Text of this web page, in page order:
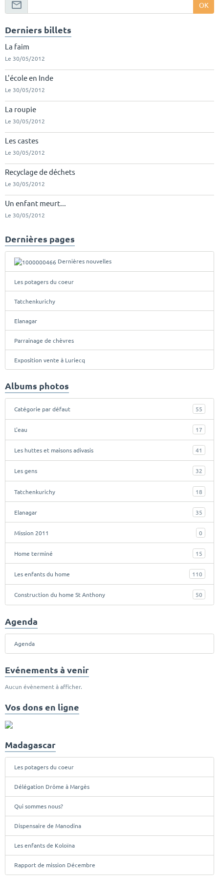
OK
Derniers billets
La faim
Le 30/05/2012
L'école en Inde
Le 30/05/2012
La roupie
Le 30/05/2012
Les castes
Le 30/05/2012
Recyclage de déchets
Le 30/05/2012
Un enfant meurt...
Le 30/05/2012
Dernières pages
Dernières nouvelles
Les potagers du coeur
Tatchenkurichy
Elanagar
Parrainage de chèvres
Exposition vente à Luriecq
Albums photos
Catégorie par défaut 55
L'eau 17
Les huttes et maisons adivasis 41
Les gens 32
Tatchenkurichy 18
Elanagar 35
Mission 2011 0
Home terminé 15
Les enfants du home 110
Construction du home St Anthony 50
Agenda
Agenda
Evénements à venir
Aucun évènement à afficher.
Vos dons en ligne
Madagascar
Les potagers du coeur
Délégation Drôme à Margès
Qui sommes nous?
Dispensaire de Manodina
Les enfants de Koloïna
Rapport de mission Décembre